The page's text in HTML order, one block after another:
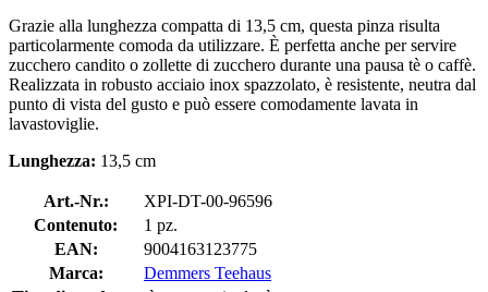
Grazie alla lunghezza compatta di 13,5 cm, questa pinza risulta
particolarmente comoda da utilizzare. È perfetta anche per servire
zucchero candito o zollette di zucchero durante una pausa tè o caffè.
Realizzata in robusto acciaio inox spazzolato, è resistente, neutra dal
punto di vista del gusto e può essere comodamente lavata in
lavastoviglie.
Lunghezza: 13,5 cm
Art.-Nr.:
XPI-DT-00-96596
Contenuto:
1 pz.
EAN:
9004163123775
Marca:
Demmers Teehaus